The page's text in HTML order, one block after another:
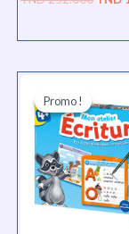
Promo !
Promo !
initial
était :
TND